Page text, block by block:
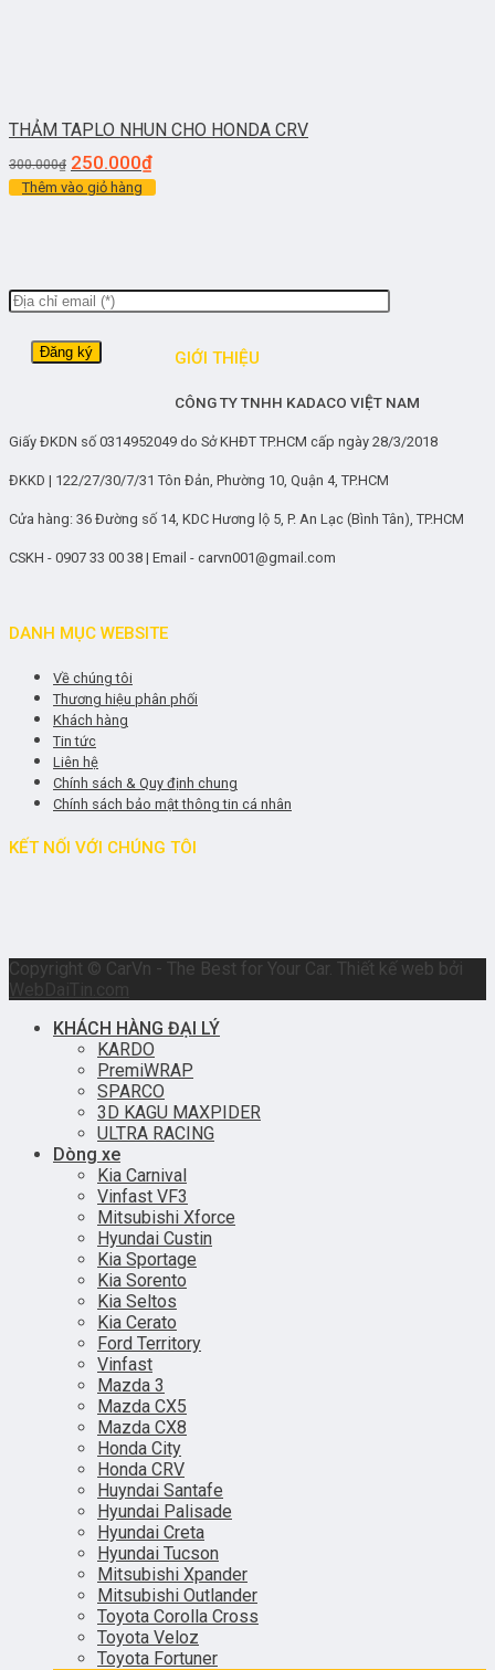
THẢM TAPLO NHUN CHO HONDA CRV
300.000₫ 250.000₫
Thêm vào giỏ hàng
GIỚI THIỆU
CÔNG TY TNHH KADACO VIỆT NAM
Giấy ĐKDN số 0314952049 do Sở KHĐT TP.HCM cấp ngày 28/3/2018
ĐKKD | 122/27/30/7/31 Tôn Đản, Phường 10, Quận 4, TP.HCM
Cửa hàng: 36 Đường số 14, KDC Hương lộ 5, P. An Lạc (Bình Tân), TP.HCM
CSKH - 0907 33 00 38 | Email - carvn001@gmail.com
DANH MỤC WEBSITE
Về chúng tôi
Thương hiệu phân phối
Khách hàng
Tin tức
Liên hệ
Chính sách & Quy định chung
Chính sách bảo mật thông tin cá nhân
KẾT NỐI VỚI CHÚNG TÔI
Copyright © CarVn - The Best for Your Car. Thiết kế web bởi
WebDaiTin.com
KHÁCH HÀNG ĐẠI LÝ
KARDO
PremiWRAP
SPARCO
3D KAGU MAXPIDER
ULTRA RACING
Dòng xe
Kia Carnival
Vinfast VF3
Mitsubishi Xforce
Hyundai Custin
Kia Sportage
Kia Sorento
Kia Seltos
Kia Cerato
Ford Territory
Vinfast
Mazda 3
Mazda CX5
Mazda CX8
Honda City
Honda CRV
Huyndai Santafe
Hyundai Palisade
Hyundai Creta
Hyundai Tucson
Mitsubishi Xpander
Mitsubishi Outlander
Toyota Corolla Cross
Toyota Veloz
Toyota Fortuner